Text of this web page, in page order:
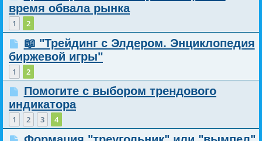
время обвала рынка
1 2
📖 "Трейдинг с Элдером. Энциклопедия
биржевой игры"
1 2
Помогите с выбором трендового
индикатора
1 2 3 4